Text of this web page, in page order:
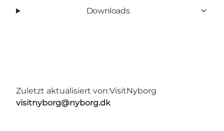
Downloads
Zuletzt aktualisiert von:VisitNyborg
visitnyborg@nyborg.dk